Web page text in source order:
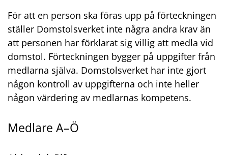
För att en person ska föras upp på förteckningen
ställer Domstolsverket inte några andra krav än
att personen har förklarat sig villig att medla vid
domstol. Förteckningen bygger på uppgifter från
medlarna själva. Domstolsverket har inte gjort
någon kontroll av uppgifterna och inte heller
någon värdering av medlarnas kompetens.
Medlare A–Ö